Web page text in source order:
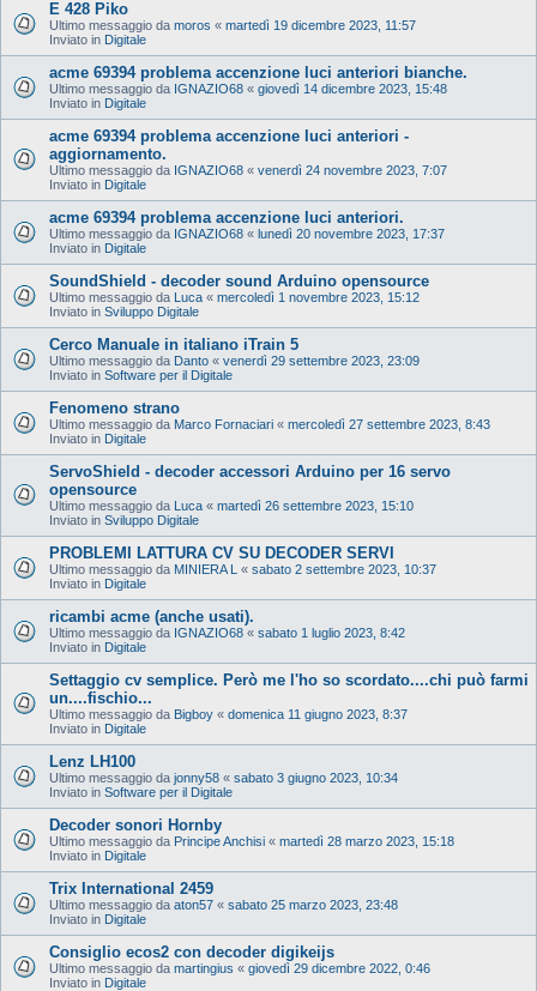
E 428 Piko
Ultimo messaggio da moros « martedì 19 dicembre 2023, 11:57
Inviato in Digitale
acme 69394 problema accenzione luci anteriori bianche.
Ultimo messaggio da IGNAZIO68 « giovedì 14 dicembre 2023, 15:48
Inviato in Digitale
acme 69394 problema accenzione luci anteriori -
aggiornamento.
Ultimo messaggio da IGNAZIO68 « venerdì 24 novembre 2023, 7:07
Inviato in Digitale
acme 69394 problema accenzione luci anteriori.
Ultimo messaggio da IGNAZIO68 « lunedì 20 novembre 2023, 17:37
Inviato in Digitale
SoundShield - decoder sound Arduino opensource
Ultimo messaggio da Luca « mercoledì 1 novembre 2023, 15:12
Inviato in Sviluppo Digitale
Cerco Manuale in italiano iTrain 5
Ultimo messaggio da Danto « venerdì 29 settembre 2023, 23:09
Inviato in Software per il Digitale
Fenomeno strano
Ultimo messaggio da Marco Fornaciari « mercoledì 27 settembre 2023, 8:43
Inviato in Digitale
ServoShield - decoder accessori Arduino per 16 servo
opensource
Ultimo messaggio da Luca « martedì 26 settembre 2023, 15:10
Inviato in Sviluppo Digitale
PROBLEMI LATTURA CV SU DECODER SERVI
Ultimo messaggio da MINIERA L « sabato 2 settembre 2023, 10:37
Inviato in Digitale
ricambi acme (anche usati).
Ultimo messaggio da IGNAZIO68 « sabato 1 luglio 2023, 8:42
Inviato in Digitale
Settaggio cv semplice. Però me l'ho so scordato....chi può farmi
un....fischio...
Ultimo messaggio da Bigboy « domenica 11 giugno 2023, 8:37
Inviato in Digitale
Lenz LH100
Ultimo messaggio da jonny58 « sabato 3 giugno 2023, 10:34
Inviato in Software per il Digitale
Decoder sonori Hornby
Ultimo messaggio da Principe Anchisi « martedì 28 marzo 2023, 15:18
Inviato in Digitale
Trix International 2459
Ultimo messaggio da aton57 « sabato 25 marzo 2023, 23:48
Inviato in Digitale
Consiglio ecos2 con decoder digikeijs
Ultimo messaggio da martingius « giovedì 29 dicembre 2022, 0:46
Inviato in Digitale